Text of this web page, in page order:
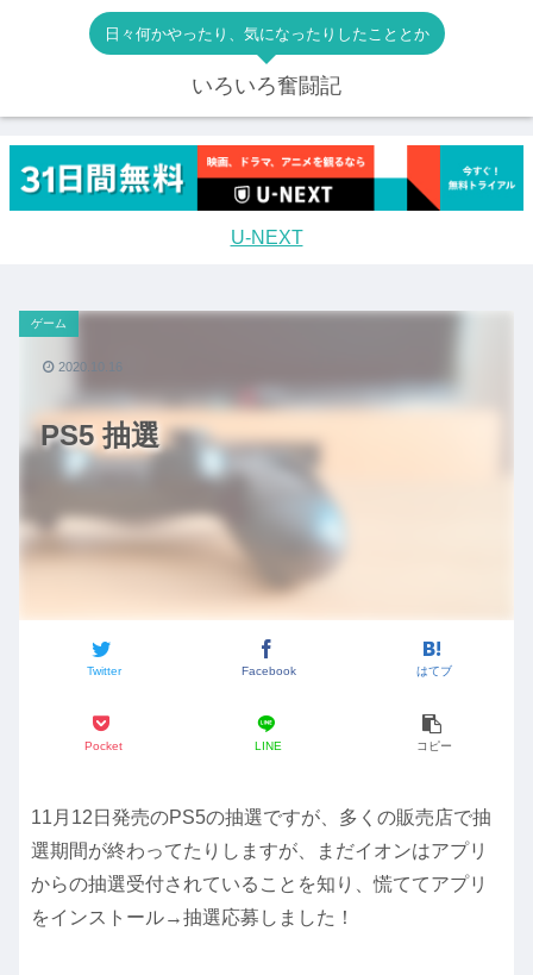
日々何かやったり、気になったりしたこととか
いろいろ奮闘記
U-NEXT
PS5 抽選
ゲーム
Twitter Facebook はてブ
Pocket LINE コピー
2020.10.16
11月12日発売のPS5の抽選ですが、多くの販売店で抽
選期間が終わってたりしますが、まだイオンはアプリ
からの抽選受付されていることを知り、慌ててアプリ
をインストール→抽選応募しました！